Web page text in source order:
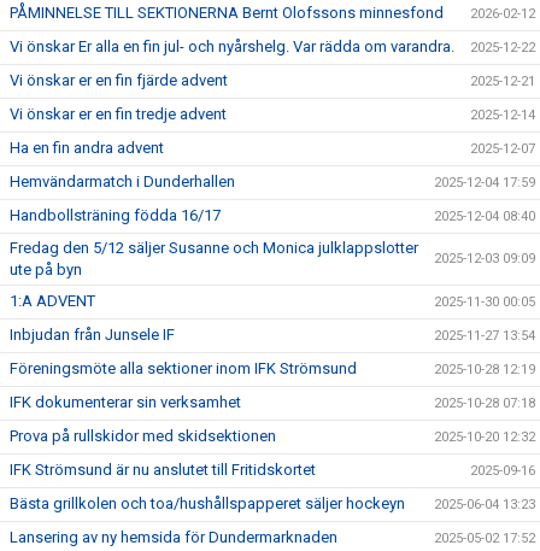
PÅMINNELSE TILL SEKTIONERNA Bernt Olofssons minnesfond 2026-02-12
Vi önskar Er alla en fin jul- och nyårshelg. Var rädda om varandra. 2025-12-22
Vi önskar er en fin fjärde advent 2025-12-21
Vi önskar er en fin tredje advent 2025-12-14
Ha en fin andra advent 2025-12-07
Hemvändarmatch i Dunderhallen 2025-12-04 17:59
Handbollsträning födda 16/17 2025-12-04 08:40
Fredag den 5/12 säljer Susanne och Monica julklappslotter
ute på byn
2025-12-03 09:09
1:A ADVENT 2025-11-30 00:05
Inbjudan från Junsele IF 2025-11-27 13:54
Föreningsmöte alla sektioner inom IFK Strömsund 2025-10-28 12:19
IFK dokumenterar sin verksamhet 2025-10-28 07:18
Prova på rullskidor med skidsektionen 2025-10-20 12:32
IFK Strömsund är nu anslutet till Fritidskortet 2025-09-16
Bästa grillkolen och toa/hushållspapperet säljer hockeyn 2025-06-04 13:23
Lansering av ny hemsida för Dundermarknaden 2025-05-02 17:52